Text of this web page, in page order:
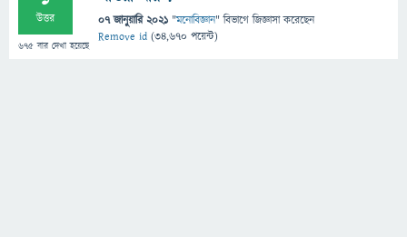
উত্তর
675 বার দেখা হয়েছে
07 জানুয়ারি 2021 "মনোবিজ্ঞান" বিভাগে জিজ্ঞাসাকরেছেন
Remove id (34,670 পয়েন্ট)